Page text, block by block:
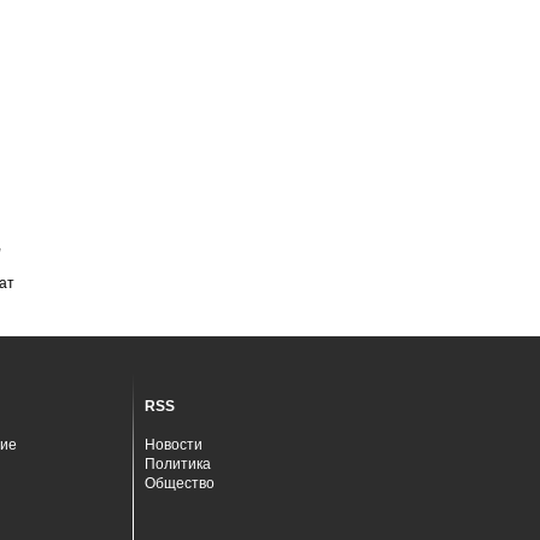
RSS
Новости
Политика
Общество